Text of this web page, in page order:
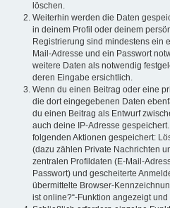
löschen.
Weiterhin werden die Daten
in deinem Profil oder deinem
Registrierung sind mindestens ein
Mail-Adresse und ein Passwort
weitere Daten als notwendig
deren Eingabe ersichtlich.
Wenn du einen Beitrag oder eine
die dort eingegebenen Daten
du einen Beitrag als Entwurf
auch deine IP-Adresse
folgenden Aktionen gespeichert:
(dazu zählen Private Nachrichten
zentralen Profildaten (E-Mail-
Passwort) und gescheiterte
übermittelte Browser-
ist online?“-Funktion angezeigt